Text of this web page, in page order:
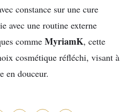
constance sur une cure
avec une routine externe
comme MyriamK, cette
cosmétique réfléchi, visant à
en douceur.